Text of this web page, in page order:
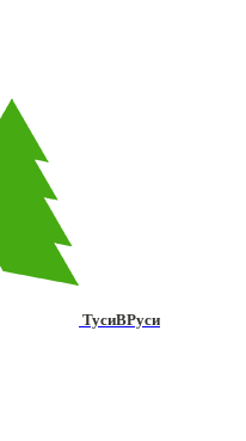
ТусиВРуси